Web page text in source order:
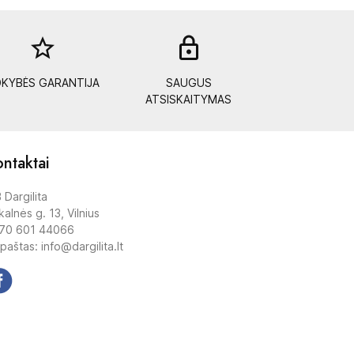
star_border
GARANTIJA
SAUGUS
ATSISKAITYMAS
Dargilita
g. 13, Vilnius
601 44066
info@dargilita.lt